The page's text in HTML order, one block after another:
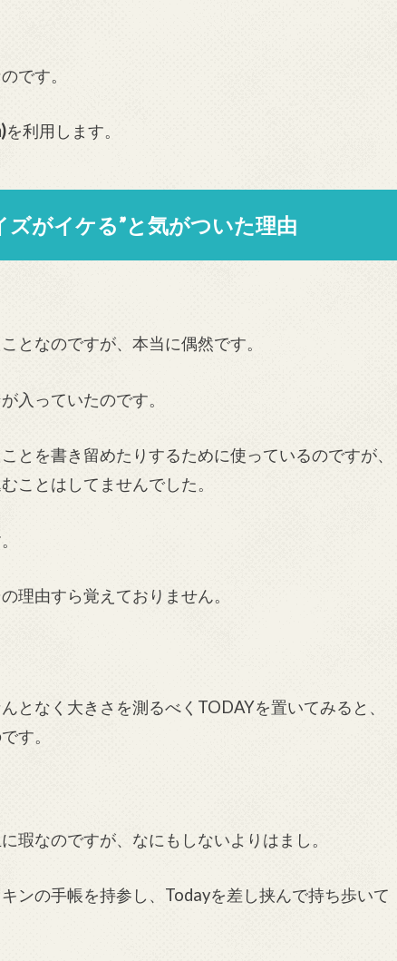
です。
を利用します。
がイケる”と気がついた理由
となのですが、本当に偶然です。
入っていたのです。
とを書き留めたりするために使っているのですが、
ことはしてませんでした。
理由すら覚えておりません。
となく大きさを測るべくTODAYを置いてみると、
す。
瑕なのですが、なにもしないよりはまし。
ンの手帳を持参し、Todayを差し挟んで持ち歩いて